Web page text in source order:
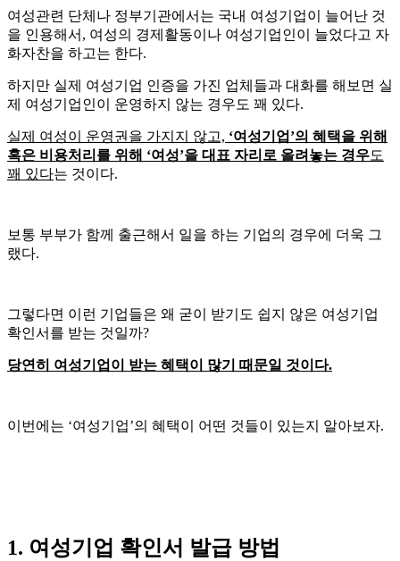
여성관련 단체나 정부기관에서는 국내 여성기업이 늘어난 것
을 인용해서, 여성의 경제활동이나 여성기업인이 늘었다고 자
화자찬을 하고는 한다.
하지만 실제 여성기업 인증을 가진 업체들과 대화를 해보면 실
제 여성기업인이 운영하지 않는 경우도 꽤 있다.
실제 여성이 운영권을 가지지 않고, ‘여성기업’의 혜택을 위해
혹은 비용처리를 위해 ‘여성’을 대표 자리로 올려놓는 경우도
꽤 있다는 것이다.
보통 부부가 함께 출근해서 일을 하는 기업의 경우에 더욱 그
랬다.
그렇다면 이런 기업들은 왜 굳이 받기도 쉽지 않은 여성기업
확인서를 받는 것일까?
당연히 여성기업이 받는 혜택이 많기 때문일 것이다.
이번에는 ‘여성기업’의 혜택이 어떤 것들이 있는지 알아보자.
1. 여성기업 확인서 발급 방법